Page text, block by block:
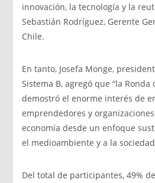
innovación, la tecnología y la
Sebastián Rodríguez, Gerente
Chile.
En tanto, Josefa Monge,
Sistema B, agregó que “la
demostró el enorme interés de
emprendedores y
economía desde un enfoque
el medioambiente y a la
Del total de participantes, 49%